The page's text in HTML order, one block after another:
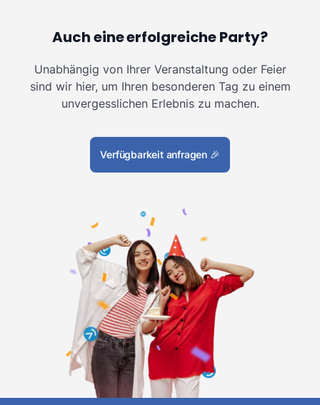
Auch eine erfolgreiche Party?
Unabhängig von Ihrer Veranstaltung oder Feier
sind wir hier, um Ihren besonderen Tag zu einem
unvergesslichen Erlebnis zu machen.
Verfügbarkeit anfragen 🎉